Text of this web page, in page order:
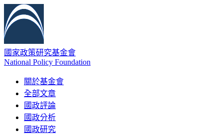
國家政策研究基金會
National Policy Foundation
關於基金會
全部文章
國政評論
國政分析
國政研究